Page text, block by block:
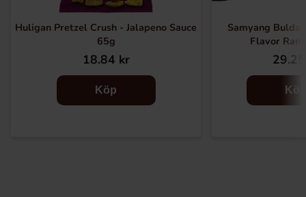
Huligan Pretzel Crush - Jalapeno Sauce
65g
18.84 kr
Köp
Samyang
Flavor
Köp